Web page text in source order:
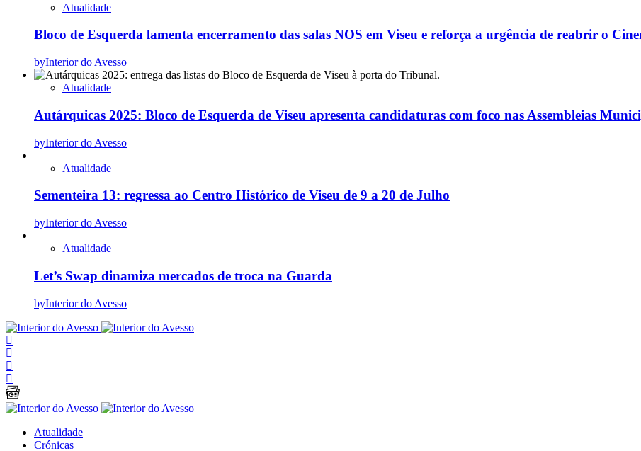
Atualidade
Bloco de Esquerda lamenta encerramento das salas NOS em Viseu e reforça a urgência de reabrir o
byInterior do Avesso
Atualidade
Autárquicas 2025: Bloco de Esquerda de Viseu apresenta candidaturas com foco nas Assembleias
byInterior do Avesso
Atualidade
Sementeira 13: regressa ao Centro Histórico de Viseu de 9 a 20 de Julho
byInterior do Avesso
Atualidade
Let’s Swap dinamiza mercados de troca na Guarda
byInterior do Avesso
Atualidade
Crónicas